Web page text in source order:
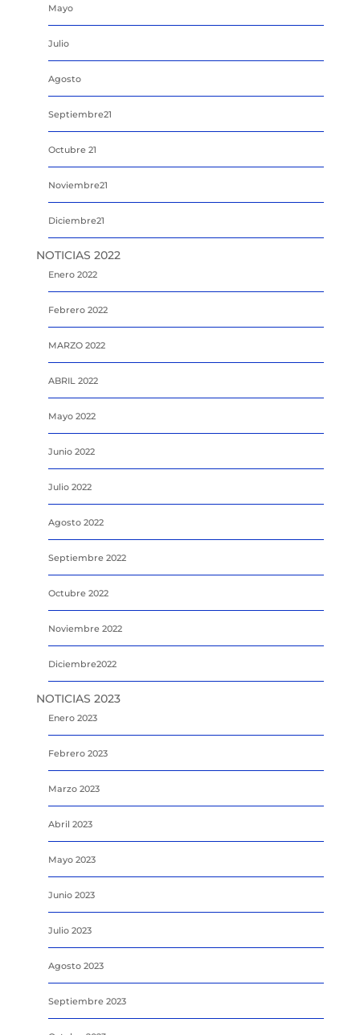
Mayo
Julio
Agosto
Septiembre21
Octubre 21
Noviembre21
Diciembre21
NOTICIAS 2022
Enero 2022
Febrero 2022
MARZO 2022
ABRIL 2022
Mayo 2022
Junio 2022
Julio 2022
Agosto 2022
Septiembre 2022
Octubre 2022
Noviembre 2022
Diciembre2022
NOTICIAS 2023
Enero 2023
Febrero 2023
Marzo 2023
Abril 2023
Mayo 2023
Junio 2023
Julio 2023
Agosto 2023
Septiembre 2023